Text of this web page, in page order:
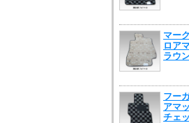
マー
ロア
ラウ
フー
アマ
チェ